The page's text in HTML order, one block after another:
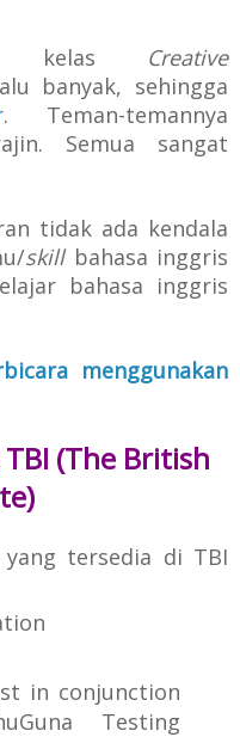
kelas Creative
banyak, sehingga
. Teman-temannya
Semua sangat
tidak ada kendala
skillbahasa inggris
bahasa inggris
menggunakan
(The British
tersedia di TBI
in conjunction
Testing